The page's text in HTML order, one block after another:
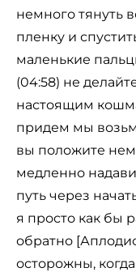
немного тянуть
пленку и
маленькие
(04:58) не
настоящим
придем мы
вы положите
медленно
путь через
я просто как бы
обратно
осторожны,